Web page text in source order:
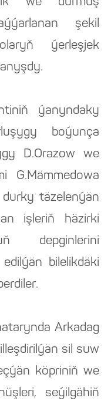
şekil
ýerleşjek
ýanyndaky
boýunça
D.Orazow we
G.Mämmedowa
täzelenýän
işleriň häzirki
depginlerini
bilelikdäki
Arkadag
sil suw
köpriniň we
seýilgähiň